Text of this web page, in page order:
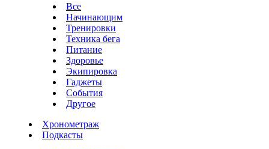
Все
Начинающим
Тренировки
Техника бега
Питание
Здоровье
Экипировка
Гаджеты
События
Другое
Хронометраж
Подкасты